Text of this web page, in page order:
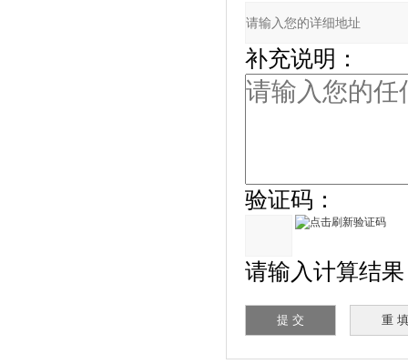
补充说明：
验证码：
请输入计算结果